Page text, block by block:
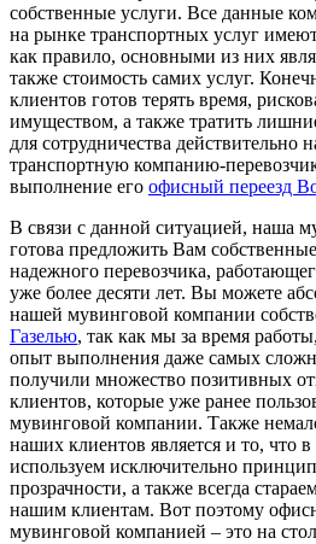
собственные услуги. Все данные
на рынке транспортных услуг
как правило, основными из них
также стоимость самих услуг.
клиентов готов терять время,
имуществом, а также тратить
для сотрудничества
транспортную компанию-
выполнение его офисный переезд
В связи с данной ситуацией, наша
готова предложить Вам
надежного перевозчика,
уже более десяти лет. Вы можете
нашей мувинговой компании
Газелью, так как мы за время
опыт выполнения даже самых
получили множество позитивных
клиентов, которые уже ранее
мувинговой компании. Также
наших клиентов является и то, что
используем исключительно
прозрачности, а также всегда
нашим клиентам. Вот поэтому
мувинговой компанией – это на